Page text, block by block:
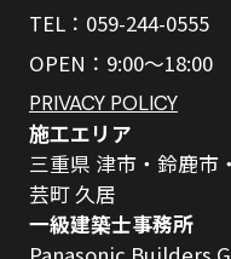
TEL：059-244-0555
OPEN：9:00～
PRIVACY POLICY
施工エリア
三重県 津市・鈴鹿市
芸町 久居
一級建築士事務所